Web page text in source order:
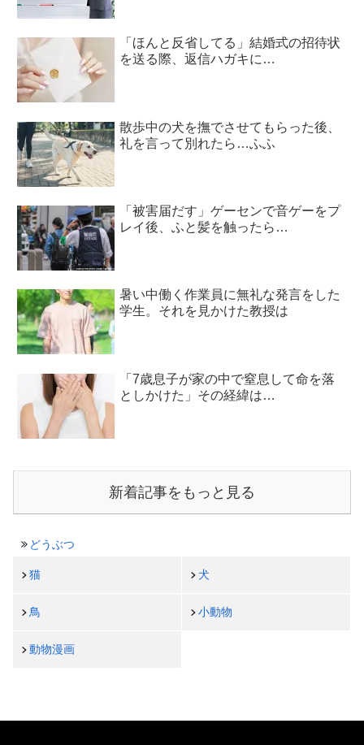
「ほんと反省してる」結婚式の招待状
を送る際、返信ハガキに…
散歩中の犬を撫でさせてもらった後、
礼を言って別れたら…ふふ
「被害届だす」ゲーセンで音ゲーをプ
レイ後、ふと髪を触ったら…
暑い中働く作業員に無礼な発言をした
学生。それを見かけた教授は
「7歳息子が家の中で窒息して命を落
としかけた」その経緯は…
新着記事をもっと見る
どうぶつ
猫 犬
鳥 小動物
動物漫画